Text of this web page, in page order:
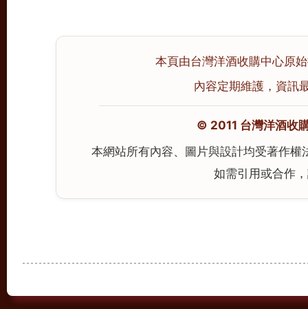
本頁由台灣洋酒收購中心原
內容定期維護，資訊
© 2011 台灣洋酒收
本網站所有內容、圖片與設計均受著作
如需引用或合作